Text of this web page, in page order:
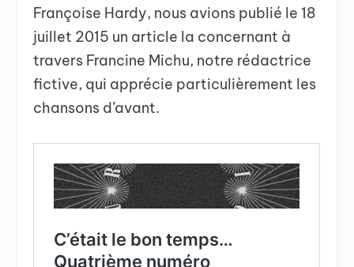
Françoise Hardy, nous avions publié le 18
juillet 2015 un article la concernant à
travers Francine Michu, notre rédactrice
fictive, qui apprécie particulièrement les
chansons d’avant.